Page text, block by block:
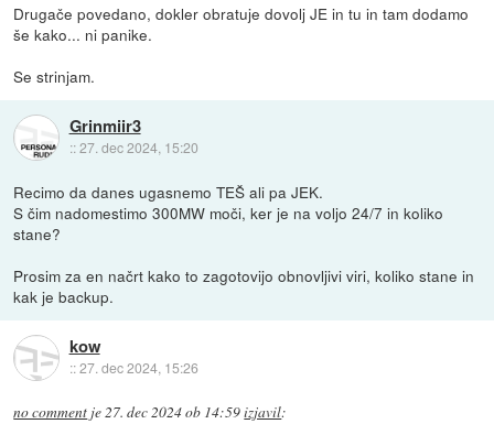
Drugače povedano, dokler obratuje dovolj JE in tu in tam dodamo
še kako... ni panike.
Se strinjam.
Grinmiir3
::27. dec 2024, 15:20
Recimo da danes ugasnemo TEŠ ali pa JEK.
S čim nadomestimo 300MW moči, ker je na voljo 24/7 in koliko
stane?
Prosim za en načrt kako to zagotovijo obnovljivi viri, koliko stane in
kak je backup.
kow
::27. dec 2024, 15:26
no comment je27. dec 2024 ob 14:59izjavil: